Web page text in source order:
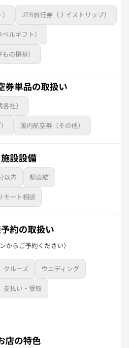
JTB旅行券（ナイストリップ）
ルギフト）
の撰華）
券単品の取扱い
社）
国内航空券（その他）
施設設備
以内 駅直結
モート相談
約の取扱い
からご予約ください）
クルーズ ウエディング
支払い・受取
店の特色